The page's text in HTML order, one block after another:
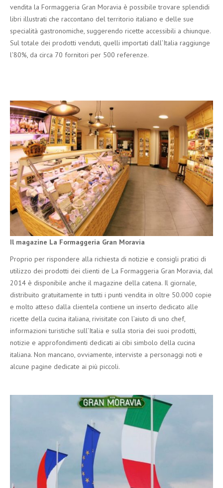
vendita la Formaggeria Gran Moravia è possibile trovare splendidi
libri illustrati che raccontano del territorio italiano e delle sue
specialità gastronomiche, suggerendo ricette accessibili a chiunque.
Sul totale dei prodotti venduti, quelli importati dall’Italia raggiunge
l’80%, da circa 70 fornitori per 500 referenze.
Il magazine La Formaggeria Gran Moravia
Proprio per rispondere alla richiesta di notizie e consigli pratici di
utilizzo dei prodotti dei clienti de La Formaggeria Gran Moravia, dal
2014 è disponibile anche il magazine della catena. Il giornale,
distribuito gratuitamente in tutti i punti vendita in oltre 50.000 copie
e molto atteso dalla clientela contiene un inserto dedicato alle
ricette della cucina italiana, rivisitate con l’aiuto di uno chef,
informazioni turistiche sull’Italia e sulla storia dei suoi prodotti,
notizie e approfondimenti dedicati ai cibi simbolo della cucina
italiana. Non mancano, ovviamente, interviste a personaggi noti e
alcune pagine dedicate ai più piccoli.